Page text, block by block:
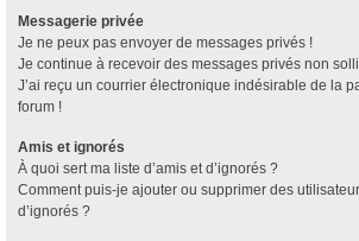
Messagerie privée
Je ne peux pas envoyer de messages privés !
Je continue à recevoir des messages privés non
J’ai reçu un courrier électronique indésirable de la
forum !
Amis et ignorés
À quoi sert ma liste d’amis et d’ignorés ?
Comment puis-je ajouter ou supprimer des
d’ignorés ?